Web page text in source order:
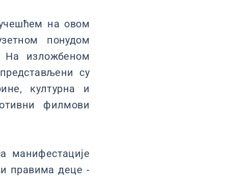
на овом
понудом
На изложбеном
су
културна и
филмови
манифестације
правима деце -